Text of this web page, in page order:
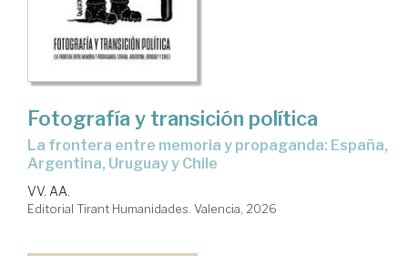
Fotografía y transición política
La frontera entre memoria y propaganda: España,
Argentina, Uruguay y Chile
VV. AA.
Editorial Tirant Humanidades. Valencia, 2026